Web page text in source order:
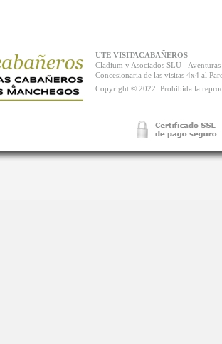
UTE VISITACABAÑEROS
Cladium y Asociados SLU -
Concesionaria de las visitas 4x4 al
Copyright © 2022. Prohibida la